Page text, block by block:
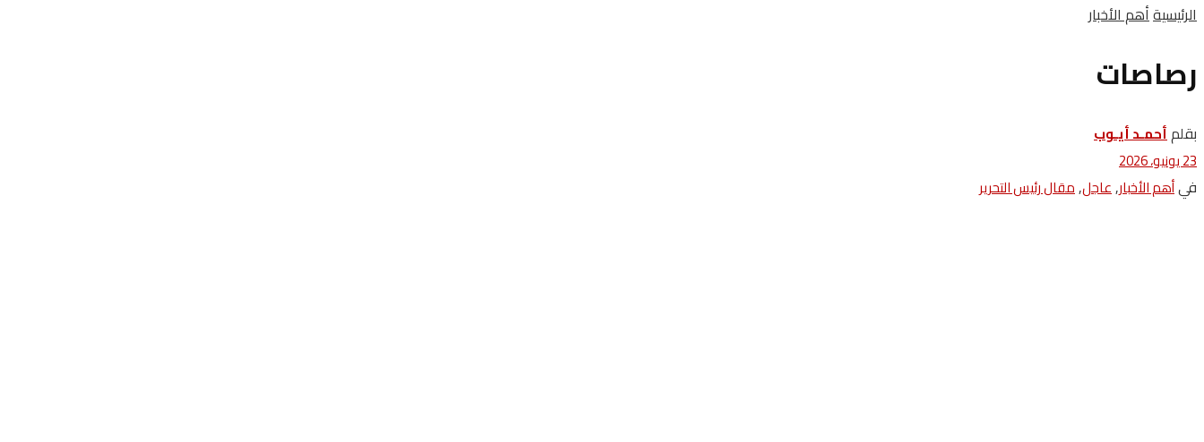
الرئيسيةأهم الأخبار
رصاصات
بقلمأحمـد أيـوب
23 يونيو، 2026
فيأهم الأخبار,عاجل,مقال رئيس التحرير